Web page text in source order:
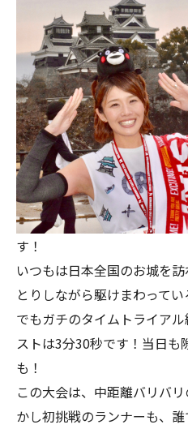
す！
いつもは日本全国のお城を
とりしながら駆けまわって
でもガチのタイムトライア
ストは3分30秒です！当日も
も！
この大会は、中距離バリバ
かし初挑戦のランナーも、